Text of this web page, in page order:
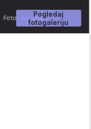
Pogledaj
fotogaleriju
Foto: Antonio